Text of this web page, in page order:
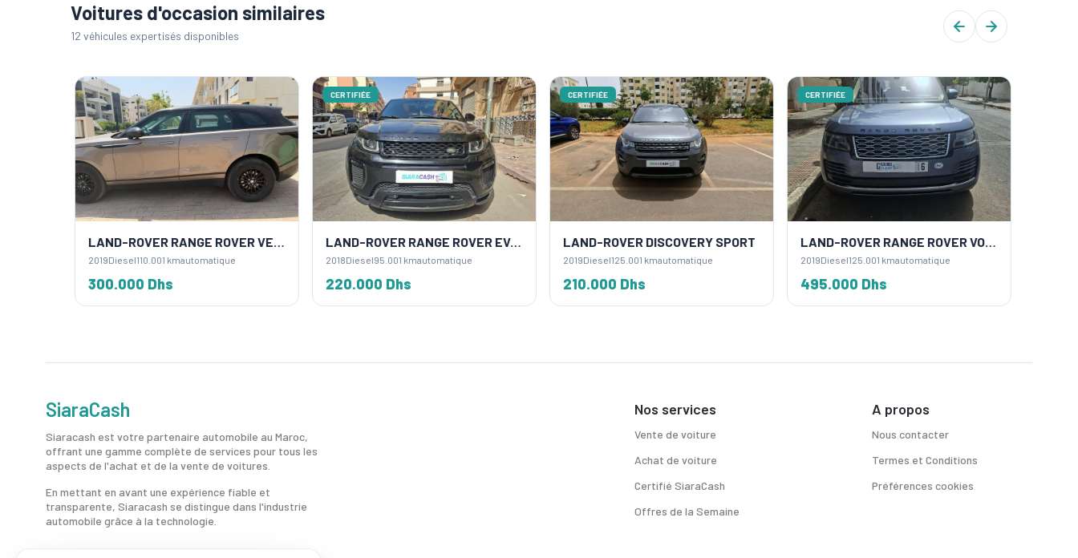
Voitures d'occasion similaires
12 véhicules expertisés disponibles
LAND-ROVER RANGE ROVER VELAR
2019Diesel110.001 kmautomatique
300.000 Dhs
CERTIFIÉE
LAND-ROVER RANGE ROVER EVOQUE
2018Diesel95.001 kmautomatique
220.000 Dhs
CERTIFIÉE
LAND-ROVER DISCOVERY SPORT
2019Diesel125.001 kmautomatique
210.000 Dhs
CERTIFIÉE
LAND-ROVER RANGE ROVER VOGUE
2019Diesel125.001 kmautomatique
495.000 Dhs
SiaraCash
Siaracash est votre partenaire automobile au Maroc,
offrant une gamme complète de services pour tous les
aspects de l'achat et de la vente de voitures.
En mettant en avant une expérience fiable et
transparente, Siaracash se distingue dans l'industrie
automobile grâce à la technologie.
Nos services
Vente de voiture
Achat de voiture
Certifié SiaraCash
Offres de la Semaine
A propos
Nous contacter
Termes et Conditions
Préférences cookies